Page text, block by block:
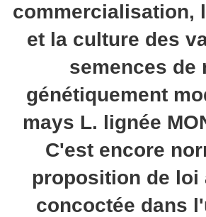
commercialisation,
et la culture des
semences de
génétiquement
mays L. lignée
C'est encore
proposition de loi
concoctée dans